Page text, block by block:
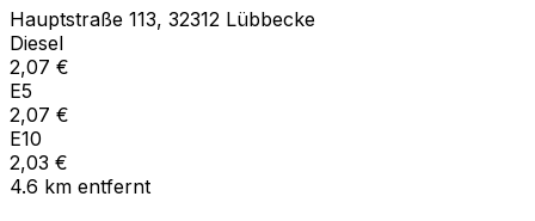
Hauptstraße 113, 32312 Lübbecke
Diesel
2,07 €
E5
2,07 €
E10
2,03 €
4.6 km entfernt